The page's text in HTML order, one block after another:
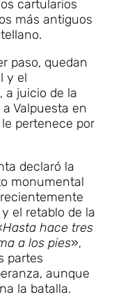
cartularios
más antiguos
paso, quedan
y el
a juicio de la
Valpuesta en
pertenece por
declaró la
monumental
el retablo de la
Hasta hace tres
a los pies»,
partes
aunque
la batalla.